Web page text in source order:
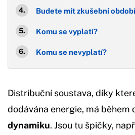
Budete mít zkušební období
Komu se vyplatí?
Komu se nevyplatí?
Distribuční soustava, díky
dodávána energie, má během
dynamiku. Jsou tu špičky,